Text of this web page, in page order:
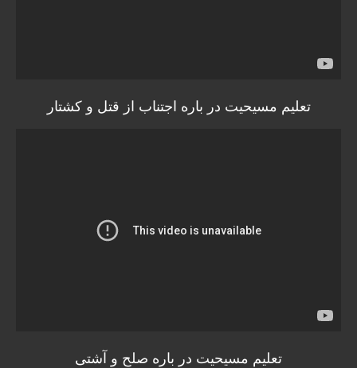
تعلیم مسیحیت در باره اجتناب از قتل و کشتار
تعلیم مسیحیت در باره صلح و آشتی